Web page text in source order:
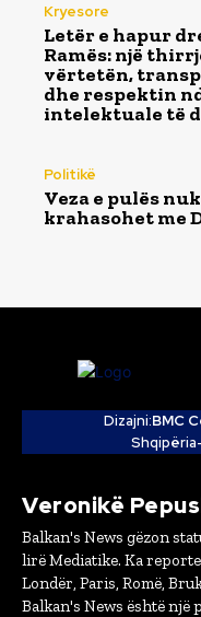
Kryesore
Letër e hapur
Ramës: një
vërtetën,
dhe respektin
intelektuale të
Politikë
Veza e pulës
krahasohet me
Dizajni:BMC
Veronikë
Balkan's News gëzon
lirë Mediatike. Ka
Londër, Paris, Romë,
Balkan's News është një